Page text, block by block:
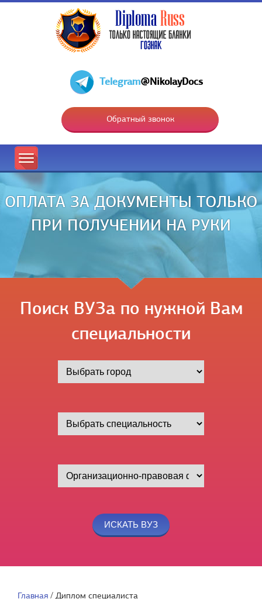
Telegram@NikolayDocs
Обратный звонок
ОПЛАТА ЗА ДОКУМЕНТЫ ТОЛЬКО
ПРИ ПОЛУЧЕНИИ НА РУКИ
Поиск ВУЗа по нужной Вам
специальности
Главная / Диплом специалиста